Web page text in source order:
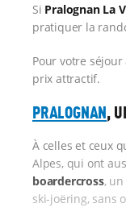
Si Pralognan La
pratiquer la
Pour votre
prix attractif.
PRALOGNAN,
À celles et ceux
Alpes, qui ont
boardercross, un
ski-joëring, sans